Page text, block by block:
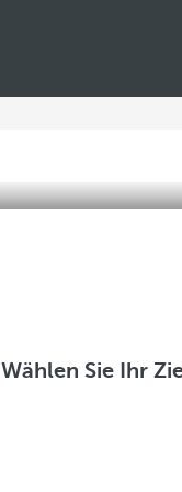
Wählen Sie Ihr